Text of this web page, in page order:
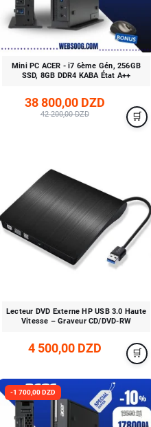
Mini PC ACER - i7 6ème Gén, 256GB
SSD, 8GB DDR4 KABA État A++
38 800,00 DZD
42 200,00 DZD
Lecteur DVD Externe HP USB 3.0 Haute
Vitesse – Graveur CD/DVD-RW
4 500,00 DZD
-1 700,00 DZD